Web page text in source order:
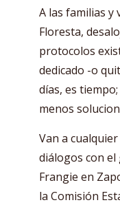
A las familias y
Floresta,
protocolos
dedicado -o
días, es
menos
Van a
diálogos con el
Frangie en
la Comisión